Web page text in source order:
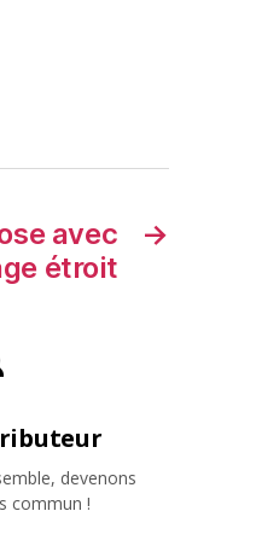
→
avec
étroit
devenons
commun !